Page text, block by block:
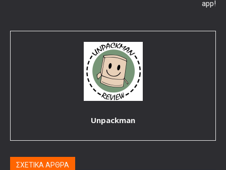
app!
Unpackman
ΣΧΕΤΙΚΑ ΑΡΘΡΑ